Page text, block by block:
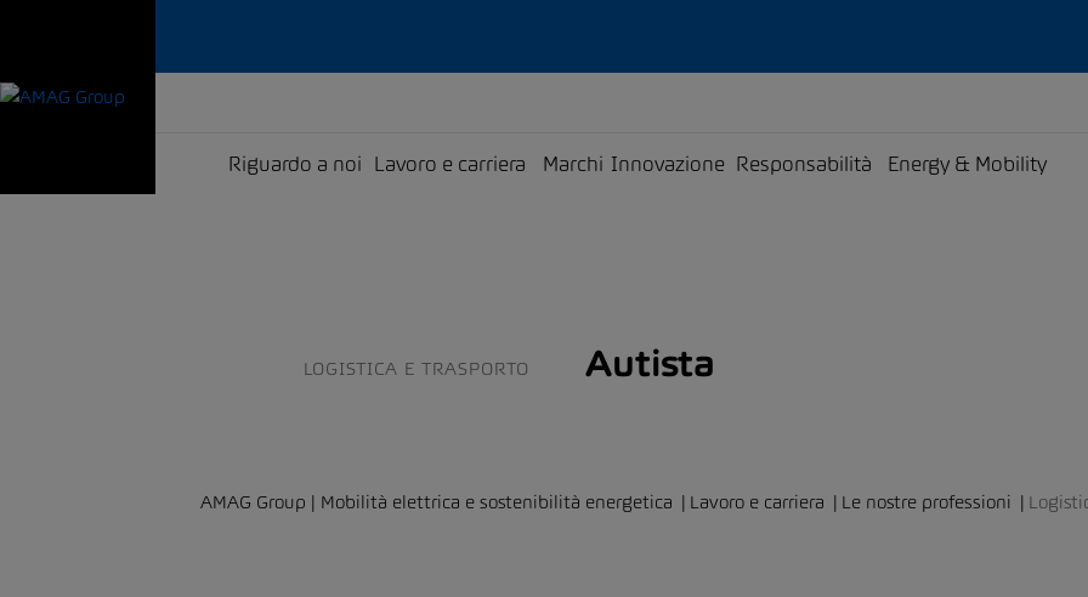
Riguardo a noi Lavoro e carriera Marchi Innovazione Responsabilità Energy & Mobility
LOGISTICA E TRASPORTO Autista
AMAG Group | Mobilità elettrica e sostenibilità energetica Lavoro e carriera Le nostre professioni